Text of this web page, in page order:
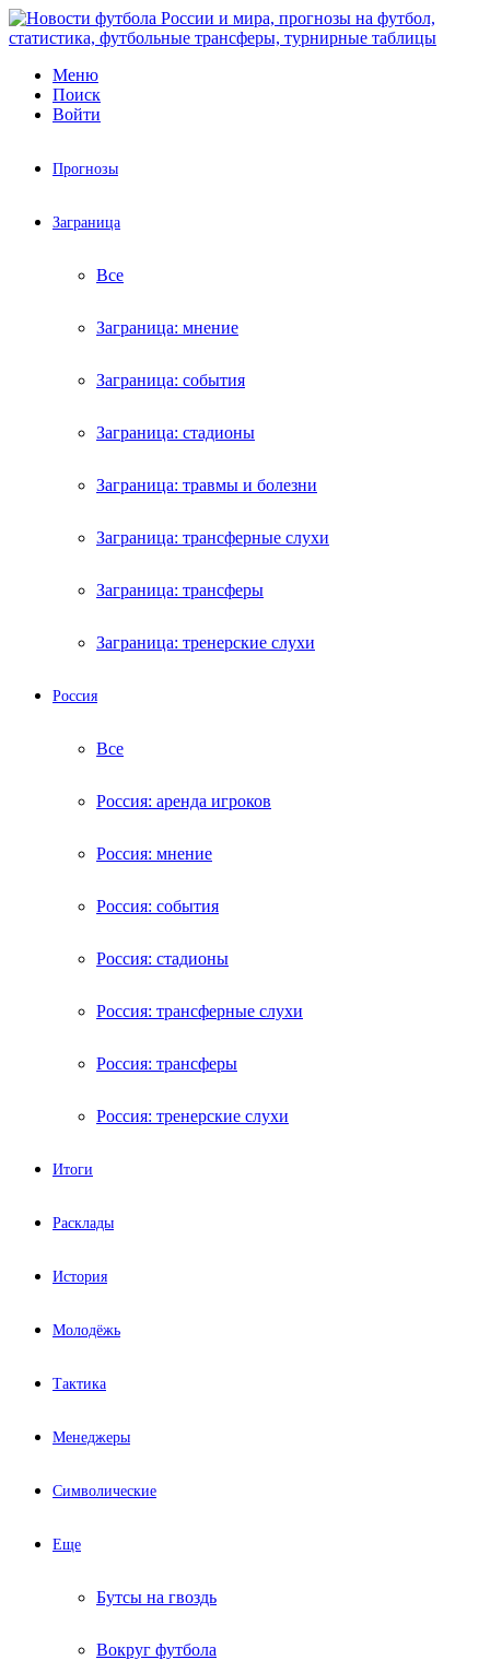
Меню
Поиск
Войти
Прогнозы
Заграница
Все
Заграница: мнение
Заграница: события
Заграница: стадионы
Заграница: травмы и болезни
Заграница: трансферные слухи
Заграница: трансферы
Заграница: тренерские слухи
Россия
Все
Россия: аренда игроков
Россия: мнение
Россия: события
Россия: стадионы
Россия: трансферные слухи
Россия: трансферы
Россия: тренерские слухи
Итоги
Расклады
История
Молодёжь
Тактика
Менеджеры
Символические
Еще
Бутсы на гвоздь
Вокруг футбола